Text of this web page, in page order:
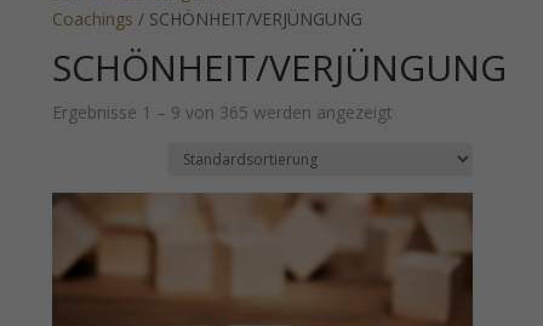
Coachings / SCHÖNHEIT/VERJÜNGUNG
SCHÖNHEIT/VERJÜNGUNG
Ergebnisse 1 – 9 von 365 werden angezeigt